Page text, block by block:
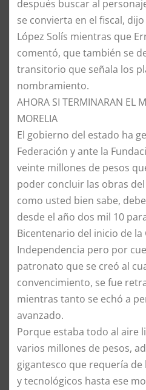
después buscar al
se convierta en el fiscal,
López Solís mientras que
comentó, que también se
transitorio que señala los
nombramiento.
AHORA SI TERMINARAN EL
MORELIA
El gobierno del estado ha
Federación y ante la
veinte millones de pesos
poder concluir las obras
como usted bien sabe,
desde el año dos mil 10
Bicentenario del inicio de la
Independencia pero por
patronato que se creó al
convencimiento, se fue
mientras tanto se echó a
avanzado.
Porque estaba todo al aire
varios millones de pesos,
gigantesco que requería de
y tecnológicos hasta ese